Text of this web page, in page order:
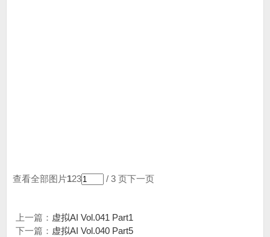
查看全部图片123 / 3 页下一页
上一篇： 虚拟AI Vol.041 Part1
下一篇： 虚拟AI Vol.040 Part5